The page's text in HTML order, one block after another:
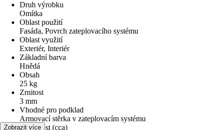
Druh výrobku
Omítka
Oblast použití
Fasáda, Povrch zateplovacího systému
Oblast využití
Exteriér, Interiér
Základní barva
Hnědá
Obsah
25 kg
Zrnitost
3 mm
Vhodné pro podklad
Armovací stěrka v zateplovacím systému
Vydatnost (cca)
Zobrazit více